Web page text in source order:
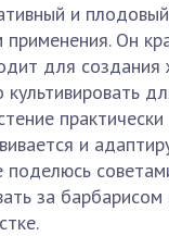
и
Он
для создания
и
поделюсь
за барбарисом